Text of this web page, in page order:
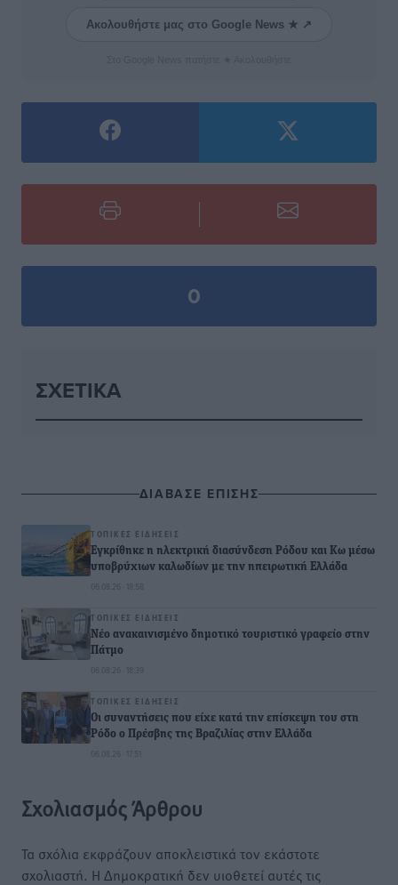
Ακολουθήστε μας στο Google News ★ ↗
0
ΣΧΕΤΙΚΆ
ΔΙΑΒΑΣΕ ΕΠΙΣΗΣ
ΤΟΠΙΚΈΣ ΕΙΔΉΣΕΙΣ
Εγκρίθηκε η ηλεκτρική διασύνδεση Ρόδου και Κω μέσω
υποβρύχιων καλωδίων με την ηπειρωτική Ελλάδα
06.08.26 · 18:58
ΤΟΠΙΚΈΣ ΕΙΔΉΣΕΙΣ
Νέο ανακαινισμένο δημοτικό τουριστικό γραφείο στην
Πάτμο
06.08.26 · 18:39
ΤΟΠΙΚΈΣ ΕΙΔΉΣΕΙΣ
Οι συναντήσεις που είχε κατά την επίσκεψη του στη
Ρόδο ο Πρέσβης της Βραζιλίας στην Ελλάδα
06.08.26 · 17:51
Σχολιασμός Άρθρου
Τα σχόλια εκφράζουν αποκλειστικά τον εκάστοτε
σχολιαστή. Η Δημοκρατική δεν υιοθετεί αυτές τις